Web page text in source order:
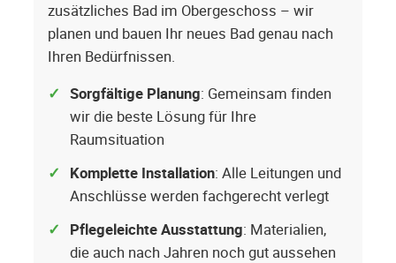
zusätzliches Bad im Obergeschoss – wir
planen und bauen Ihr neues Bad genau nach
Ihren Bedürfnissen.
Sorgfältige Planung: Gemeinsam finden
wir die beste Lösung für Ihre
Raumsituation
Komplette Installation: Alle Leitungen und
Anschlüsse werden fachgerecht verlegt
Pflegeleichte Ausstattung: Materialien,
die auch nach Jahren noch gut aussehen